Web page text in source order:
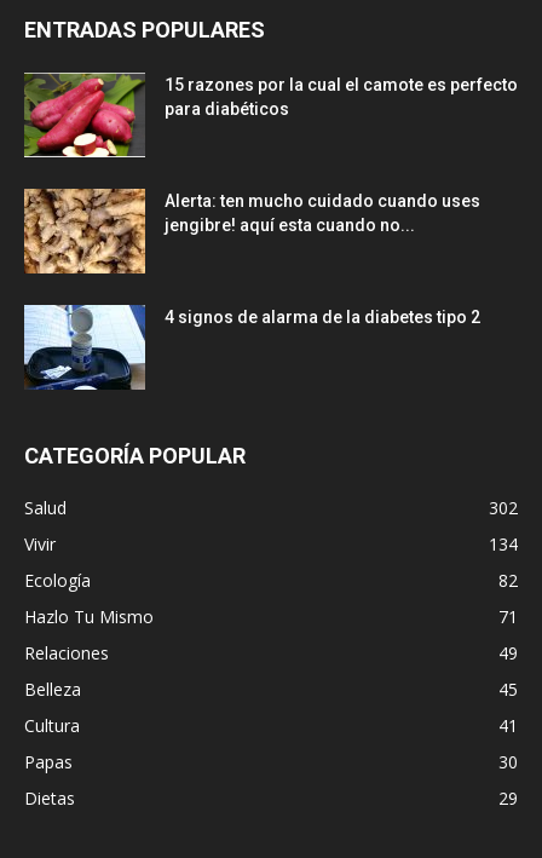
ENTRADAS POPULARES
15 razones por la cual el camote es perfecto
para diabéticos
Alerta: ten mucho cuidado cuando uses
jengibre! aquí esta cuando no...
4 signos de alarma de la diabetes tipo 2
CATEGORÍA POPULAR
Salud
302
Vivir
134
Ecología
82
Hazlo Tu Mismo
71
Relaciones
49
Belleza
45
Cultura
41
Papas
30
Dietas
29